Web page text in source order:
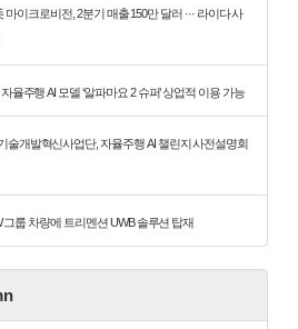
마이크로비전, 2분기 매출 150만 달러 ··· 라이다 사
율주행 AI 모델 ‘알파마요 2 슈퍼’ 상업적 이용 가능
술개발혁신사업단, 자율주행 AI 챌린지 사전설명회
그룹 차량에 트리멘션 UWB 솔루션 탑재